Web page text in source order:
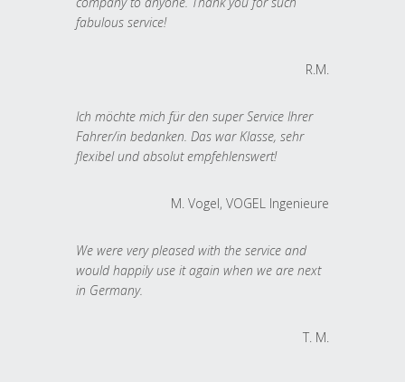
fabulous service!
R.M.
Ich möchte mich für den super Service Ihrer
Fahrer/in bedanken. Das war Klasse, sehr
flexibel und absolut empfehlenswert!
M. Vogel, VOGEL Ingenieure
We were very pleased with the service and
would happily use it again when we are next
in Germany.
T. M.